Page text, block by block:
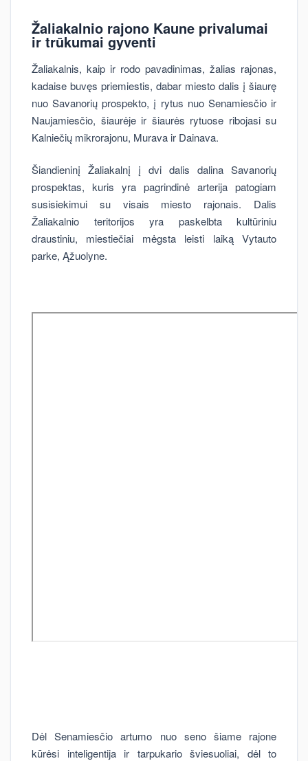
Žaliakalnio rajono Kaune privalumai
ir trūkumai gyventi
Žaliakalnis, kaip ir rodo pavadinimas, žalias rajonas,
kadaise buvęs priemiestis, dabar miesto dalis į šiaurę
nuo Savanorių prospekto, į rytus nuo Senamiesčio ir
Naujamiesčio, šiaurėje ir šiaurės rytuose ribojasi su
Kalniečių mikrorajonu, Murava ir Dainava.
Šiandieninį Žaliakalnį į dvi dalis dalina Savanorių
prospektas, kuris yra pagrindinė arterija patogiam
susisiekimui su visais miesto rajonais. Dalis
Žaliakalnio teritorijos yra paskelbta kultūriniu
draustiniu, miestiečiai mėgsta leisti laiką Vytauto
parke, Ąžuolyne.
Dėl Senamiesčio artumo nuo seno šiame rajone
kūrėsi inteligentija ir tarpukario šviesuoliai, dėl to